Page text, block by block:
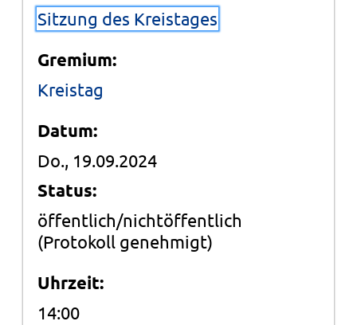
Sitzung des Kreistages
Gremium:
Kreistag
Datum:
Do., 19.09.2024
Status:
öffentlich/nichtöffentlich
(Protokoll genehmigt)
Uhrzeit:
14:00